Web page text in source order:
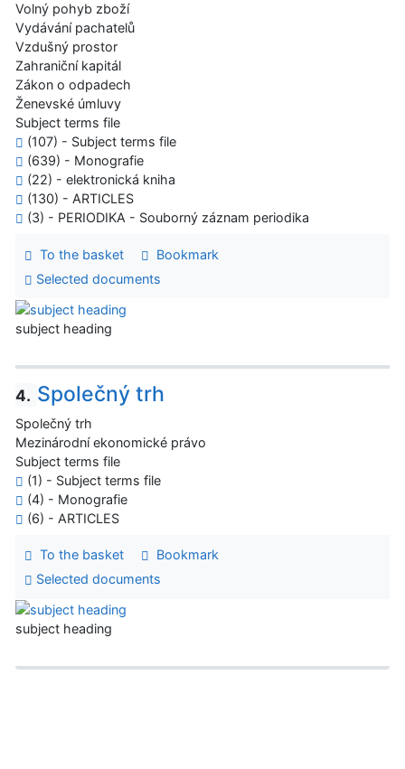
Volný pohyb zboží
Vydávání pachatelů
Vzdušný prostor
Zahraniční kapitál
Zákon o odpadech
Ženevské úmluvy
Subject terms file
(107) - Subject terms file
(639) - Monografie
(22) - elektronická kniha
(130) - ARTICLES
(3) - PERIODIKA - Souborný záznam periodika
To the basket
Bookmark
Selected documents
subject heading
4. Společný trh
Společný trh
Mezinárodní ekonomické právo
Subject terms file
(1) - Subject terms file
(4) - Monografie
(6) - ARTICLES
To the basket
Bookmark
Selected documents
subject heading